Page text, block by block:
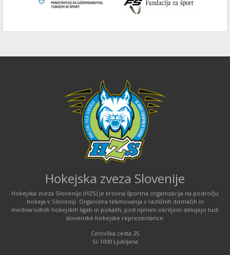
Hokejska zveza Slovenije
Hokejska zveza Slovenije (HZS) je krovna športna organizacija na področju
hokeja v Sloveniji. Organizira tekmovanja v različnih domačih in
mednarodnih hokejskih ligah in pokalih; pod njenim okriljem delujejo tudi
slovenske hokejske reprezentance.
Celovška cesta 25
SI-1000 Ljubljana